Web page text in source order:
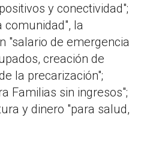
y conectividad";
comunidad", la
"salario de emergencia
creación de
la precarización";
Familias sin ingresos";
y dinero "para salud,